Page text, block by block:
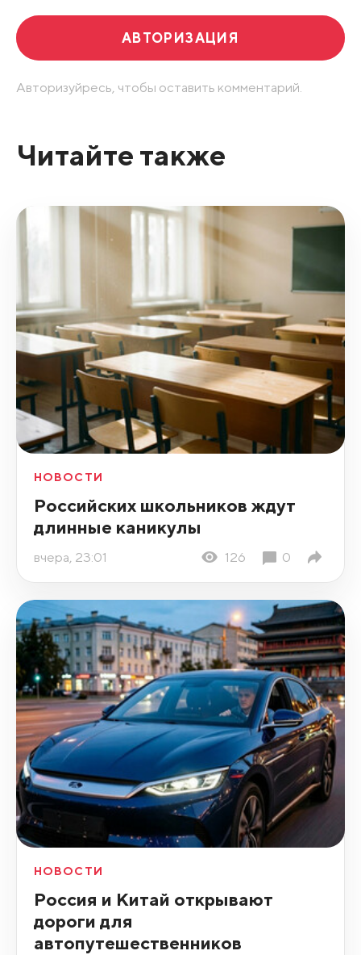
АВТОРИЗАЦИЯ
Авторизуйресь, чтобы оставить комментарий.
Читайте также
НОВОСТИ
Российских школьников ждут
длинные каникулы
вчера, 23:01 126 0
НОВОСТИ
Россия и Китай открывают
дороги для
автопутешественников